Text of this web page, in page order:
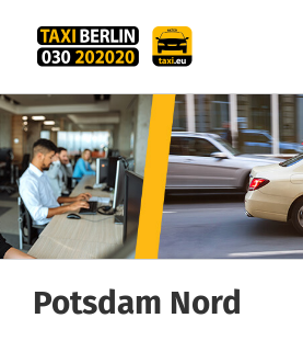
Inhalt
springen
Potsdam Nord